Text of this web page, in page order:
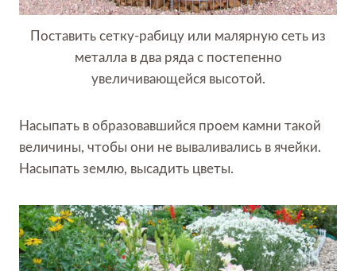
Поставить сетку-рабицу или малярную сеть из
металла в два ряда с постепенно
увеличивающейся высотой.
Насыпать в образовавшийся проем камни такой
величины, чтобы они не вываливались в ячейки.
Насыпать землю, высадить цветы.